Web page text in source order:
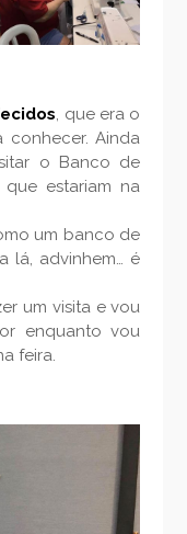
, que era o
conhecer. Ainda
o Banco de
estariam na
um banco de
lá, advinhem… é
um visita e vou
enquanto vou
feira.